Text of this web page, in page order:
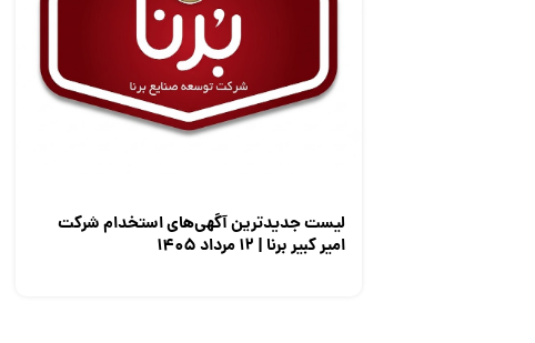
لیست جدیدترین آگهی‌های استخدام شرکت
امیر کبیر برنا | ۱۲ مرداد ۱۴۰۵